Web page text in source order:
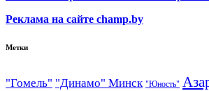
Реклама на сайте champ.by
Метки
"Гомель" "Динамо" Минск "Юность"